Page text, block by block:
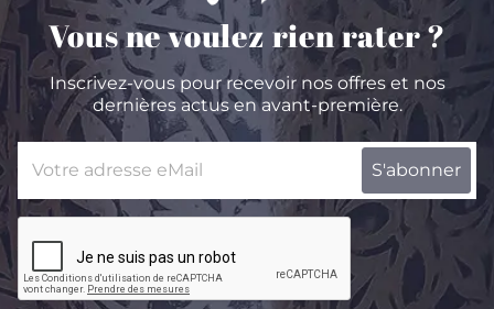
Vous ne voulez rien rater ?
Inscrivez-vous pour recevoir nos offres et nos
dernières actus en avant-première.